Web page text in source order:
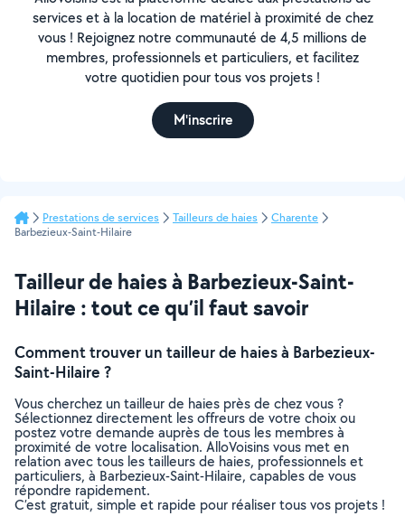
services et à la location de matériel à proximité de chez
vous ! Rejoignez notre communauté de 4,5 millions de
membres, professionnels et particuliers, et facilitez
votre quotidien pour tous vos projets !
M'inscrire
Prestations de services Tailleurs de haies
Charente
Barbezieux-Saint-Hilaire
Tailleur de haies à Barbezieux-Saint-
Hilaire : tout ce qu’il faut savoir
Comment trouver un tailleur de haies à Barbezieux-
Saint-Hilaire ?
Vous cherchez un tailleur de haies près de chez vous ?
Sélectionnez directement les offreurs de votre choix ou
postez votre demande auprès de tous les membres à
proximité de votre localisation. AlloVoisins vous met en
relation avec tous les tailleurs de haies, professionnels et
particuliers, à Barbezieux-Saint-Hilaire, capables de vous
répondre rapidement.
C’est gratuit, simple et rapide pour réaliser tous vos projets !